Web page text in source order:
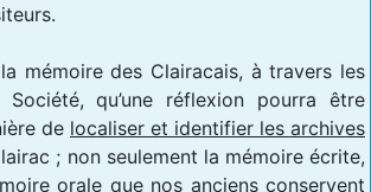
la mémoire des Clairacais, à travers les
qu’une réflexion pourra être
de localiser et identifier les archives
; non seulement la mémoire écrite,
orale que nos anciens conservent